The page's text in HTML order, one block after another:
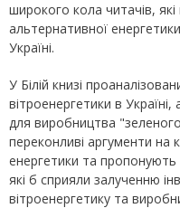
широкого кола читачів,
альтернативної
Україні.
У Білій книзі
вітроенергетики в
для виробництва
переконливі аргументи на
енергетики та
які б сприяли залученню
вітроенергетику та